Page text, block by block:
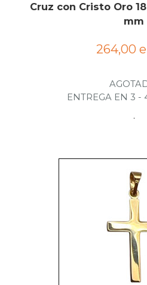
Cruz con Cristo Oro
mm
264,00
ENTREGA EN 3 -
.